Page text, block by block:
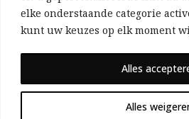
elke onderstaande categorie
kunt uw keuzes op elk moment
Alles
Alles
voor de publicatie van ons
afhankelijk van de financiële
Bij voorbaat dank voor uw